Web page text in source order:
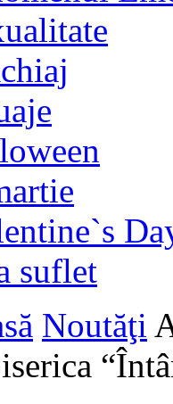
suflet
Noutăţi